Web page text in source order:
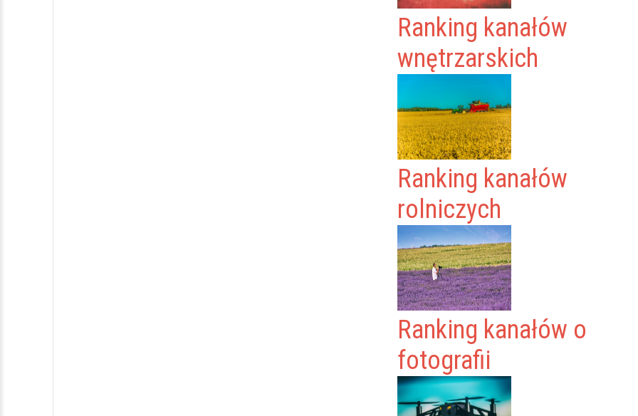
Ranking kanałów
wnętrzarskich
Ranking kanałów
rolniczych
Ranking kanałów o
fotografii